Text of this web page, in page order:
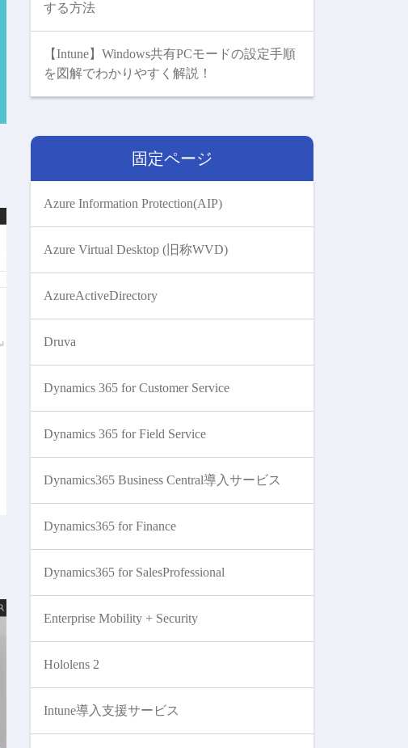
する方法
【Intune】Windows共有PCモードの設定手順
を図解でわかりやすく解説！
固定ページ
Azure Information Protection(AIP)
Azure Virtual Desktop (旧称WVD)
AzureActiveDirectory
Druva
Dynamics 365 for Customer Service
Dynamics 365 for Field Service
Dynamics365 Business Central導入サービス
Dynamics365 for Finance
Dynamics365 for SalesProfessional
Enterprise Mobility + Security
Hololens 2
Intune導入支援サービス